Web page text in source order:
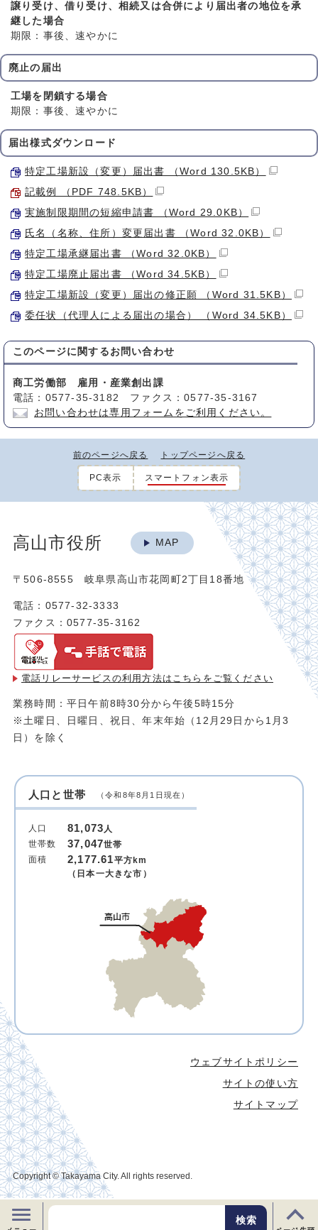
譲り受け、借り受け、相続又は合併により届出者の地位を承
継した場合
期限：事後、速やかに
廃止の届出
工場を閉鎖する場合
期限：事後、速やかに
届出様式ダウンロード
特定工場新設（変更）届出書 （Word 130.5KB）
記載例 （PDF 748.5KB）
実施制限期間の短縮申請書 （Word 29.0KB）
氏名（名称、住所）変更届出書 （Word 32.0KB）
特定工場承継届出書 （Word 32.0KB）
特定工場廃止届出書 （Word 34.5KB）
特定工場新設（変更）届出の修正願 （Word 31.5KB）
委任状（代理人による届出の場合） （Word 34.5KB）
このページに関する お問い合わせ
商工労働部 雇用・産業創出課
電話：0577-35-3182 ファクス：0577-35-3167
お問い合わせは専用フォームをご利用ください。
前のページへ戻る トップページへ戻る
PC表示 スマートフォン表示
高山市役所 MAP
〒506-8555 岐阜県高山市花岡町2丁目18番地
電話：0577-32-3333
ファクス：0577-35-3162
電話リレーサービスの利用方法は こちらをご覧ください
業務時間：平日午前8時30分から午後5時15分
※土曜日、日曜日、祝日、年末年始（12月29日から1月3
日）を除く
人口と世帯 （令和8年8月1日現在）
人口 81,073人
世帯数
37,047世帯
面積
2,177.61平方km
（日本一大きな市）
ウェブサイトポリシー
サイトの使い方
サイトマップ
Copyright © Takayama City. All rights reserved.